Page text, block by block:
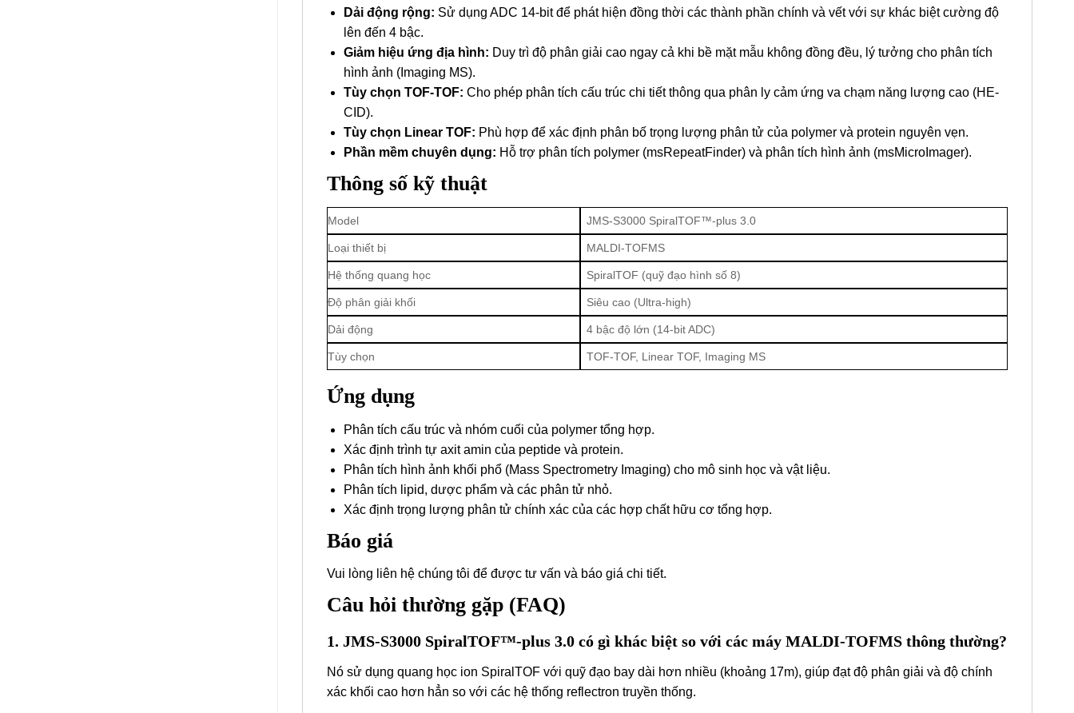
Dải động rộng: Sử dụng ADC 14-bit để phát hiện đồng thời các thành phần chính và vết với sự khác biệt cường độ
lên đến 4 bậc.
Giảm hiệu ứng địa hình: Duy trì độ phân giải cao ngay cả khi bề mặt mẫu không đồng đều, lý tưởng cho phân tích
hình ảnh (Imaging MS).
Tùy chọn TOF-TOF: Cho phép phân tích cấu trúc chi tiết thông qua phân ly cảm ứng va chạm năng lượng cao (HE-
CID).
Tùy chọn Linear TOF: Phù hợp để xác định phân bố trọng lượng phân tử của polymer và protein nguyên vẹn.
Phần mềm chuyên dụng: Hỗ trợ phân tích polymer (msRepeatFinder) và phân tích hình ảnh (msMicroImager).
Thông số kỹ thuật
Model JMS-S3000 SpiralTOF™-plus 3.0
Loại thiết bị MALDI-TOFMS
Hệ thống quang học SpiralTOF (quỹ đạo hình số 8)
Độ phân giải khối Siêu cao (Ultra-high)
Dải động 4 bậc độ lớn (14-bit ADC)
Tùy chọn TOF-TOF, Linear TOF, Imaging MS
Ứng dụng
Phân tích cấu trúc và nhóm cuối của polymer tổng hợp.
Xác định trình tự axit amin của peptide và protein.
Phân tích hình ảnh khối phổ (Mass Spectrometry Imaging) cho mô sinh học và vật liệu.
Phân tích lipid, dược phẩm và các phân tử nhỏ.
Xác định trọng lượng phân tử chính xác của các hợp chất hữu cơ tổng hợp.
Báo giá
Vui lòng liên hệ chúng tôi để được tư vấn và báo giá chi tiết.
Câu hỏi thường gặp (FAQ)
1. JMS-S3000 SpiralTOF™-plus 3.0 có gì khác biệt so với các máy MALDI-TOFMS thông thường?
Nó sử dụng quang học ion SpiralTOF với quỹ đạo bay dài hơn nhiều (khoảng 17m), giúp đạt độ phân giải và độ chính
xác khối cao hơn hẳn so với các hệ thống reflectron truyền thống.